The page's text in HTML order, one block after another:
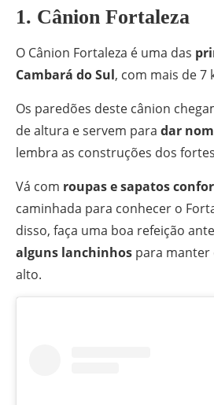
1. Cânion Fortaleza
O Cânion Fortaleza é uma das
Cambará do Sul, com mais de 7
Os paredões deste cânion
de altura e servem para dar
lembra as construções dos
Vá com roupas e sapatos
caminhada para conhecer o
disso, faça uma boa refeição
alguns lanchinhos para manter
alto.